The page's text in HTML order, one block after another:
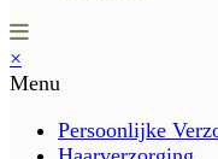
×
Menu
Persoonlijke